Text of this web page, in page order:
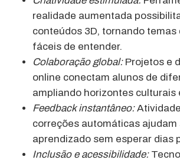
realidade aumentada
conteúdos 3D, tornando temas
fáceis de entender.
Colaboração global:Projetos e
online conectam alunos de
ampliando horizontes culturais
Feedback instantâneo:
correções automáticas ajudam
aprendizado sem esperar dias
Inclusão e acessibilidade: